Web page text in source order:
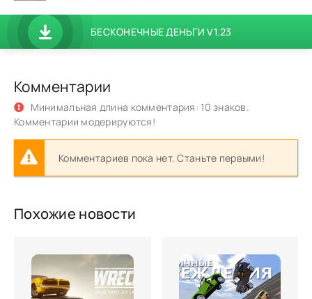
БЕСКОНЕЧНЫЕ ДЕНЬГИ V1.23
Комментарии
Минимальная длина комментария: 10 знаков.
Комментарии модерируются!
Комментариев пока нет. Станьте первыми!
Похожие новости